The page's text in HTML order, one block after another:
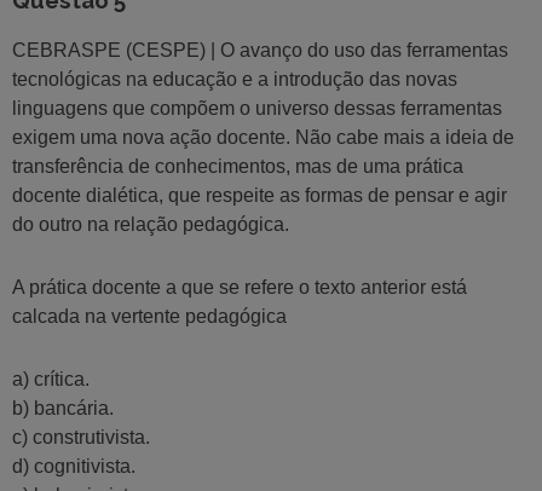
CEBRASPE (CESPE) | O avanço do uso das ferramentas
tecnológicas na educação e a introdução das novas
linguagens que compõem o universo dessas ferramentas
exigem uma nova ação docente. Não cabe mais a ideia de
transferência de conhecimentos, mas de uma prática
docente dialética, que respeite as formas de pensar e agir
do outro na relação pedagógica.
A prática docente a que se refere o texto anterior está
calcada na vertente pedagógica
a) crítica.
b) bancária.
c) construtivista.
d) cognitivista.